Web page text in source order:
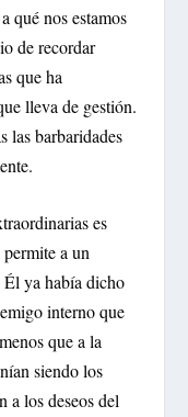
qué nos estamos
de recordar
que ha
lleva de gestión.
las barbaridades
es
a un
ya había dicho
interno que
que a la
siendo los
a los deseos del